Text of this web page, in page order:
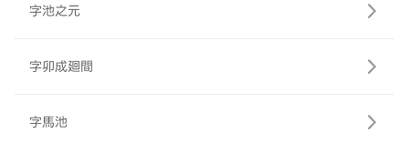
字池之元
字卯成廻間
字馬池